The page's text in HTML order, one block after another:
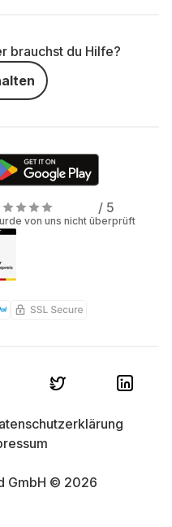
brauchst du Hilfe?
/ 5
von uns nicht überprüft
GmbH © 2026